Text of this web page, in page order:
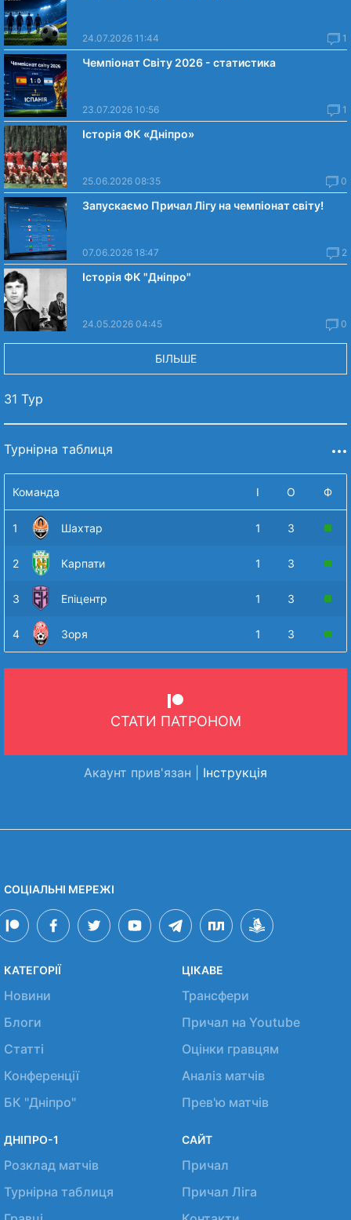
24.07.2026 11:44 1
Чемпіонат Світу 2026 - статистика
23.07.2026 10:56 1
Історія ФК «Дніпро»
25.06.2026 08:35 0
Запускаємо Причал Лігу на чемпіонат світу!
07.06.2026 18:47 2
Історія ФК "Дніпро"
24.05.2026 04:45 0
БІЛЬШЕ
31 Тур
Турнірна таблиця
Команда І О Ф
1 Шахтар 1 3
2 Карпати 1 3
3 Епіцентр 1 3
4 Зоря 1 3
СТАТИ ПАТРОНОМ
Акаунт прив'язан | Інструкція
СОЦІАЛЬНІ МЕРЕЖІ
КАТЕГОРІЇ
Новини
Блоги
Статті
Конференції
БК "Дніпро"
ЦІКАВЕ
Трансфери
Причал на Youtube
Оцінки гравцям
Аналіз матчів
Прев'ю матчів
ДНІПРО-1
Розклад матчів
Турнірна таблиця
САЙТ
Причал
Причал Ліга